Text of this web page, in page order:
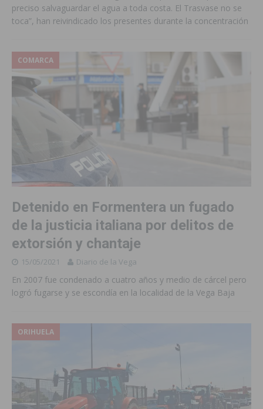
preciso salvaguardar el agua a toda costa. El Trasvase no se
toca”, han reivindicado los presentes durante la concentración
COMARCA
Detenido en Formentera un fugado
de la justicia italiana por delitos de
extorsión y chantaje
15/05/2021 Diario de la Vega
En 2007 fue condenado a cuatro años y medio de cárcel pero
logró fugarse y se escondía en la localidad de la Vega Baja
ORIHUELA